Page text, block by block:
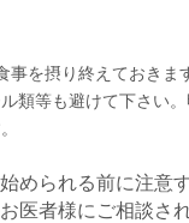
事を摂り終えておきま
類等も避けて下さい
められる前に注意
医者様にご相談さ